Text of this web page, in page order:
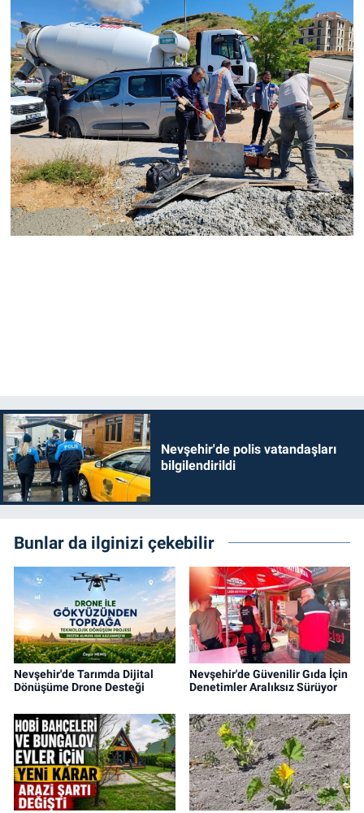
Nevşehir'de polis vatandaşları
bilgilendirildi
Bunlar da ilginizi çekebilir
Nevşehir'de Tarımda Dijital
Dönüşüme Drone Desteği
Nevşehir'de Güvenilir Gıda İçin
Denetimler Aralıksız Sürüyor